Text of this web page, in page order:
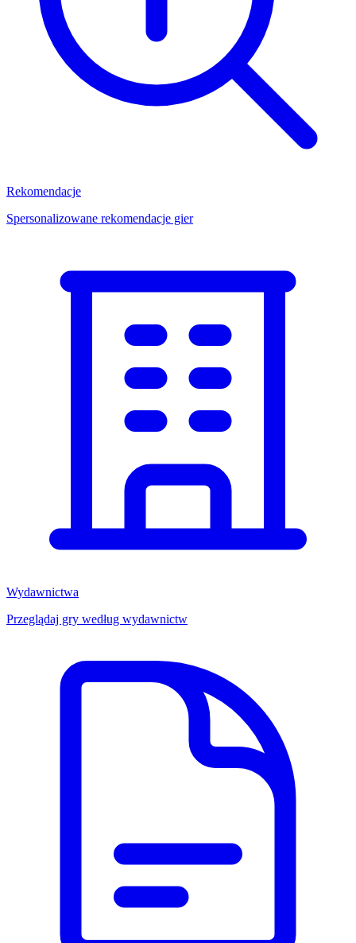
Rekomendacje
Spersonalizowane rekomendacje gier
Wydawnictwa
Przeglądaj gry według wydawnictw